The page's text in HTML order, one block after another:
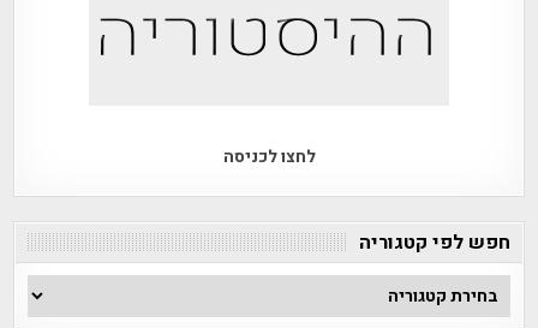
לחצו לכניסה
חפש לפי קטגוריה
חפש
לפי